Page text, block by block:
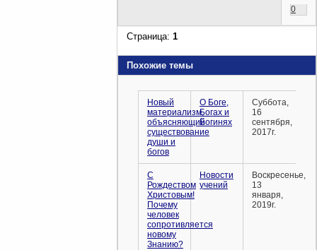
0
Страница:1
Похожие темы
Новый
материализм,
объясняющий
существование
души и
богов
О Боге,
Богах и
Богинях
Суббота,
16
сентября,
2017г.
С
Рождеством
Христовым!
Почему
человек
сопротивляется
новому
Знанию?
Новости
учений
Воскресенье,
13
января,
2019г.